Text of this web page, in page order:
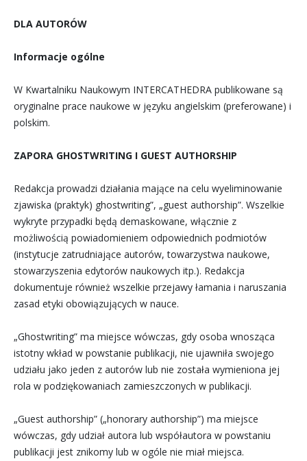
DLA AUTORÓW
Informacje ogólne
W Kwartalniku Naukowym INTERCATHEDRA publikowane są
oryginalne prace naukowe w języku angielskim (preferowane) i
polskim.
ZAPORA GHOSTWRITING I GUEST AUTHORSHIP
Redakcja prowadzi działania mające na celu wyeliminowanie
zjawiska (praktyk) ghostwriting”, „guest authorship”. Wszelkie
wykryte przypadki będą demaskowane, włącznie z
możliwością powiadomieniem odpowiednich podmiotów
(instytucje zatrudniające autorów, towarzystwa naukowe,
stowarzyszenia edytorów naukowych itp.). Redakcja
dokumentuje również wszelkie przejawy łamania i naruszania
zasad etyki obowiązujących w nauce.
„Ghostwriting” ma miejsce wówczas, gdy osoba wnosząca
istotny wkład w powstanie publikacji, nie ujawniła swojego
udziału jako jeden z autorów lub nie została wymieniona jej
rola w podziękowaniach zamieszczonych w publikacji.
„Guest authorship” („honorary authorship”) ma miejsce
wówczas, gdy udział autora lub współautora w powstaniu
publikacji jest znikomy lub w ogóle nie miał miejsca.